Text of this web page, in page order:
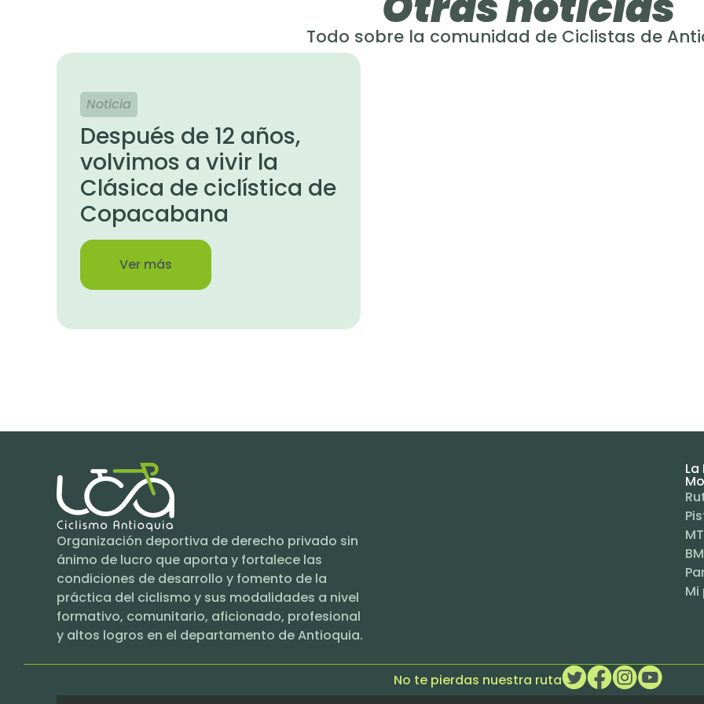
Todo sobre la comunidad de Ciclistas de
Noticia
Después de 12 años,
volvimos a vivir la
Clásica de ciclística de
Copacabana
Ver más
Organización deportiva de derecho privado sin
ánimo de lucro que aporta y fortalece las
condiciones de desarrollo y fomento de la
práctica del ciclismo y sus modalidades a nivel
formativo, comunitario, aficionado, profesional
y altos logros en el departamento de Antioquia.
La
Mi
No te pierdas nuestra ruta